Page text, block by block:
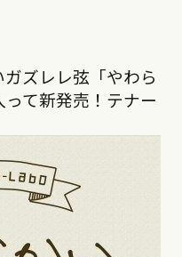
ズレレ弦「やわら
て新発売！テナー